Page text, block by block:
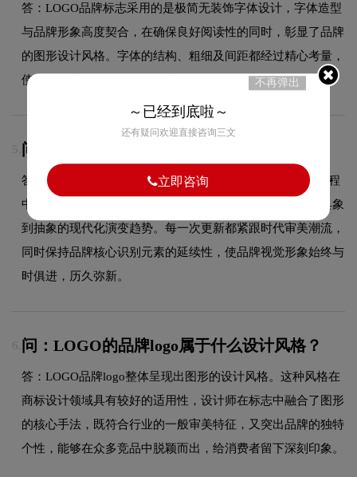
答：LOGO品牌标志采用的是极简无装饰字体设计，字体造型
与品牌形象高度契合，在确保良好阅读性的同时，彰显了品牌
的图形设计风格。字体的结构、粗细及间距都经过精心考量，
使整体标志在不同尺寸和场景下均能保持一致的品牌调性。
5. 问：LOGO品牌logo有过演变吗？
答：作为商标设计领域的品牌，LOGO的品牌logo在发展过程
中经历了持续优化与迭代，整体呈现出从复杂到简约、从具象
到抽象的现代化演变趋势。每一次更新都紧跟时代审美潮流，
同时保持品牌核心识别元素的延续性，使品牌视觉形象始终与
时俱进，历久弥新。
6. 问：LOGO的品牌logo属于什么设计风格？
答：LOGO品牌logo整体呈现出图形的设计风格。这种风格在
商标设计领域具有较好的适用性，设计师在标志中融合了图形
的核心手法，既符合行业的一般审美特征，又突出品牌的独特
个性，能够在众多竞品中脱颖而出，给消费者留下深刻印象。
不再弹出
～已经到底啦～
还有疑问欢迎直接咨询三文
立即咨询